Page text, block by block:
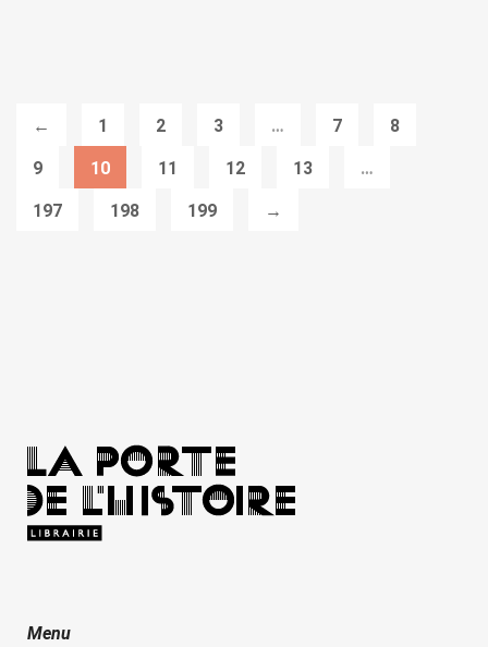
← 1 2 3 … 7 8
9 10 11 12 13 …
197 198 199 →
Menu